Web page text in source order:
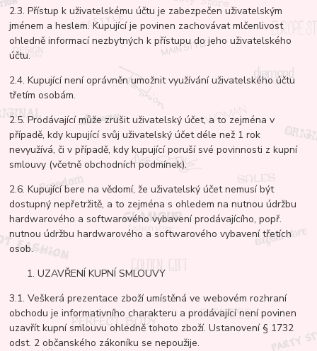
2.3. Přístup k uživatelskému účtu je zabezpečen uživatelským
jménem a heslem. Kupující je povinen zachovávat mlčenlivost
ohledně informací nezbytných k přístupu do jeho uživatelského
účtu.
2.4. Kupující není oprávněn umožnit využívání uživatelského účtu
třetím osobám.
2.5. Prodávající může zrušit uživatelský účet, a to zejména v
případě, kdy kupující svůj uživatelský účet déle než 1 rok
nevyužívá, či v případě, kdy kupující poruší své povinnosti z kupní
smlouvy (včetně obchodních podmínek).
2.6. Kupující bere na vědomí, že uživatelský účet nemusí být
dostupný nepřetržitě, a to zejména s ohledem na nutnou údržbu
hardwarového a softwarového vybavení prodávajícího, popř.
nutnou údržbu hardwarového a softwarového vybavení třetích
osob.
UZAVŘENÍ KUPNÍ SMLOUVY
3.1. Veškerá prezentace zboží umístěná ve webovém rozhraní
obchodu je informativního charakteru a prodávající není povinen
uzavřít kupní smlouvu ohledně tohoto zboží. Ustanovení § 1732
odst. 2 občanského zákoníku se nepoužije.